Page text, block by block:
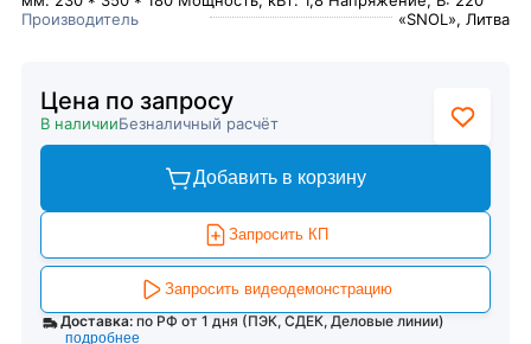
Производитель
«SNOL», Литва
Цена по запросу
В наличииБезналичный расчёт
Добавить в корзину
Запросить КП
Запросить видеодемонстрацию
Доставка: по РФ от 1 дня (ПЭК, СДЕК, Деловые линии)
подробнее